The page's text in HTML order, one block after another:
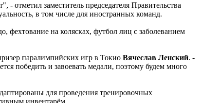
заместитель председателя Правительства
в том числе для иностранных команд.
фехтование на колясках, футбол лиц с заболеванием
паралимпийских игр в Токио Вячеслав Ленский. -
победить и завоевать медали, поэтому будем много
для проведения тренировочных
инвентарём.